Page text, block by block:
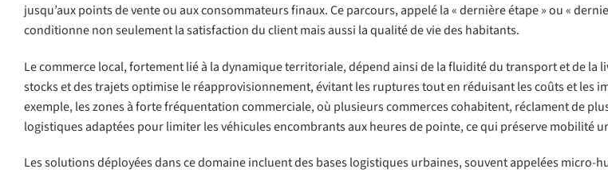
jusqu’aux points de vente ou aux consommateurs finaux. Ce parcours, appelé la « dernière étape » ou «
conditionne non seulement la satisfaction du client mais aussi la qualité de vie des habitants.
Le commerce local, fortement lié à la dynamique territoriale, dépend ainsi de la fluidité du transport et de la
stocks et des trajets optimise le réapprovisionnement, évitant les ruptures tout en réduisant les coûts et les
exemple, les zones à forte fréquentation commerciale, où plusieurs commerces cohabitent, réclament de
logistiques adaptées pour limiter les véhicules encombrants aux heures de pointe, ce qui préserve mobilité
Les solutions déployées dans ce domaine incluent des bases logistiques urbaines, souvent appelées micro-